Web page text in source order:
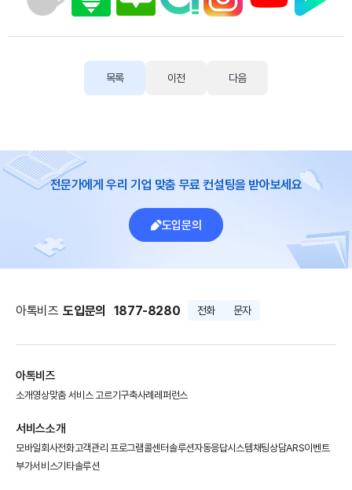
목록 이전 다음
전문가에게 우리 기업 맞춤 무료 컨설팅을 받아보세요
도입문의
아톡비즈 도입문의 1877-8280 전화 문자
아톡비즈
소개영상맞춤 서비스 고르기구축사례 레퍼런스
서비스소개
모바일회사전화고객관리 프로그램콜센터솔루션자동응답시스템채팅상담ARS이벤트
부가서비스기타솔루션